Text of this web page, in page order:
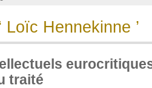
Loïc Hennekinne ’
traité